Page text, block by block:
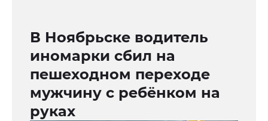
В Ноябрьске водитель
иномарки сбил на
пешеходном переходе
мужчину с ребёнком на
руках